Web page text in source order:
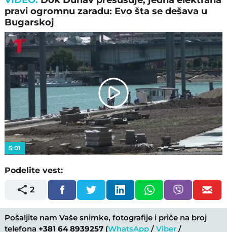
pravi ogromnu zaradu: Evo šta se dešava u
Bugarskoj
Play
Video
5:01
Podelite vest:
2
Pošaljite nam Vaše snimke, fotografije i priče na broj
telefona +381 64 8939257 (WhatsApp /Viber /